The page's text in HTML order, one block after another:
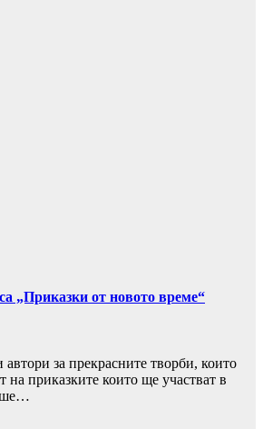
„Приказки от новото време“
за прекрасните творби, които
на приказките които ще участват в